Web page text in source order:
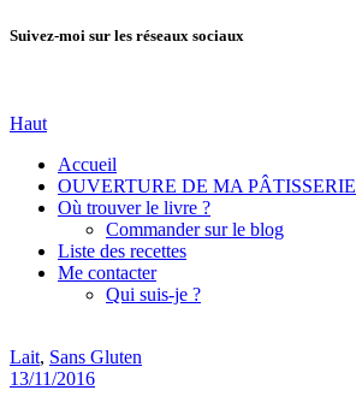
Suivez-moi sur les réseaux sociaux
Haut
Accueil
OUVERTURE DE MA PÂTISSERIE
Où trouver le livre ?
Commander sur le blog
Liste des recettes
Me contacter
Qui suis-je ?
Lait, Sans Gluten
13/11/2016